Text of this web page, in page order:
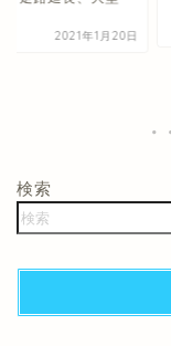
2021年1月20日
検索